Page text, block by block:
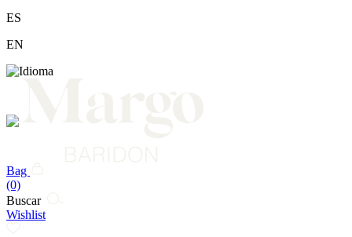
ES
EN
Bag
(0)
Buscar
Wishlist